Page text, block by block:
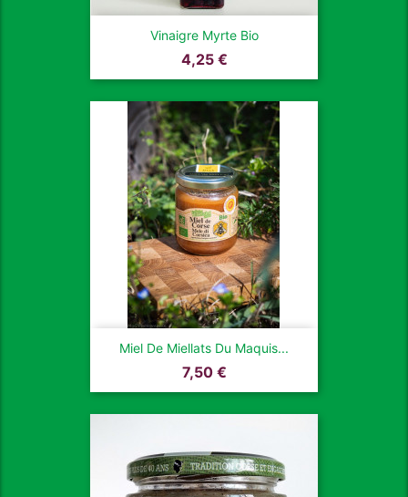
Vinaigre Myrte Bio
Prix
4,25 €
Miel De Miellats Du Maquis...
Prix
7,50 €